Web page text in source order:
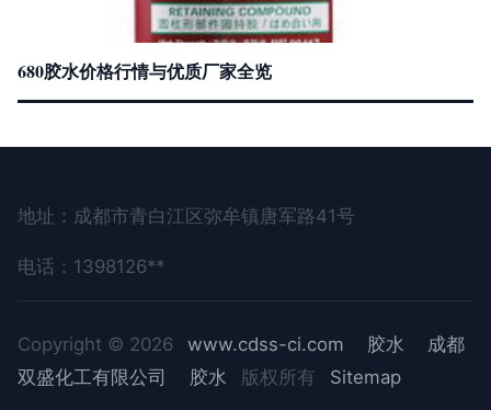
680胶水价格行情与优质厂家全览
地址：成都市青白江区弥牟镇唐军路41号
电话：1398126**
Copyright © 2026 www.cdss-ci.com 胶水
成都
双盛化工有限公司
胶水 版权所有 Sitemap